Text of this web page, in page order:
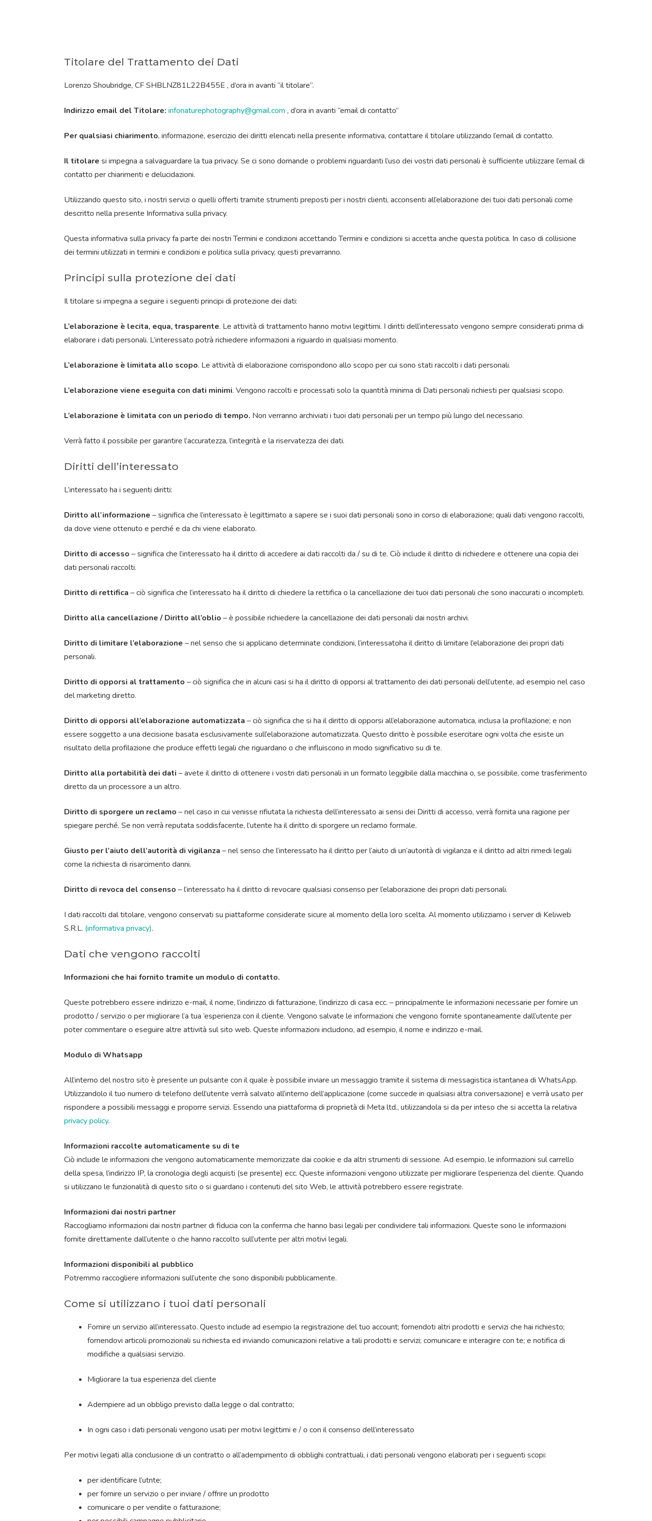
Titolare del Trattamento dei Dati
Lorenzo Shoubridge, CF SHBLNZ81L22B455E , d’ora in avanti “il titolare”.
Indirizzo email del Titolare: infonaturephotography@gmail.com , d’ora in avanti “email di contatto”
Per qualsiasi chiarimento, informazione, esercizio dei diritti elencati nella presente informativa, contattare il titolare utilizzando l’email di contatto.
Il titolare si impegna a salvaguardare la tua privacy. Se ci sono domande o problemi riguardanti l’uso dei vostri dati personali è sufficiente utilizzare l’email di
contatto per chiarimenti e delucidazioni.
Utilizzando questo sito, i nostri servizi o quelli offerti tramite strumenti preposti per i nostri clienti, acconsenti all’elaborazione dei tuoi dati personali come
descritto nella presente Informativa sulla privacy.
Questa informativa sulla privacy fa parte dei nostri Termini e condizioni accettando Termini e condizioni si accetta anche questa politica. In caso di collisione
dei termini utilizzati in termini e condizioni e politica sulla privacy, questi prevarranno.
Principi sulla protezione dei dati
Il titolare si impegna a seguire i seguenti principi di protezione dei dati:
L’elaborazione è lecita, equa, trasparente. Le attività di trattamento hanno motivi legittimi. I diritti dell’interessato vengono sempre considerati prima di
elaborare i dati personali. L’interessato potrà richiedere informazioni a riguardo in qualsiasi momento.
L’elaborazione è limitata allo scopo. Le attività di elaborazione corrispondono allo scopo per cui sono stati raccolti i dati personali.
L’elaborazione viene eseguita con dati minimi. Vengono raccolti e processati solo la quantità minima di Dati personali richiesti per qualsiasi scopo.
L’elaborazione è limitata con un periodo di tempo. Non verranno archiviati i tuoi dati personali per un tempo più lungo del necessario.
Verrà fatto il possibile per garantire l’accuratezza, l’integrità e la riservatezza dei dati.
Diritti dell’interessato
L’interessato ha i seguenti diritti:
Diritto all’informazione – significa che l’interessato è legittimato a sapere se i suoi dati personali sono in corso di elaborazione; quali dati vengono raccolti,
da dove viene ottenuto e perché e da chi viene elaborato.
Diritto di accesso – significa che l’interessato ha il diritto di accedere ai dati raccolti da / su di te. Ciò include il diritto di richiedere e ottenere una copia dei
dati personali raccolti.
Diritto di rettifica – ciò significa che l’interessato ha il diritto di chiedere la rettifica o la cancellazione dei tuoi dati personali che sono inaccurati o incompleti.
Diritto alla cancellazione / Diritto all’oblio – è possibile richiedere la cancellazione dei dati personali dai nostri archivi.
Diritto di limitare l’elaborazione – nel senso che si applicano determinate condizioni, l’interessatoha il diritto di limitare l’elaborazione dei propri dati
personali.
Diritto di opporsi al trattamento – ciò significa che in alcuni casi si ha il diritto di opporsi al trattamento dei dati personali dell’utente, ad esempio nel caso
del marketing diretto.
Diritto di opporsi all’elaborazione automatizzata – ciò significa che si ha il diritto di opporsi all’elaborazione automatica, inclusa la profilazione; e non
essere soggetto a una decisione basata esclusivamente sull’elaborazione automatizzata. Questo diritto è possibile esercitare ogni volta che esiste un
risultato della profilazione che produce effetti legali che riguardano o che influiscono in modo significativo su di te.
Diritto alla portabilità dei dati – avete il diritto di ottenere i vostri dati personali in un formato leggibile dalla macchina o, se possibile, come trasferimento
diretto da un processore a un altro.
Diritto di sporgere un reclamo – nel caso in cui venisse rifiutata la richiesta dell’interessato ai sensi dei Diritti di accesso, verrà fornita una ragione per
spiegare perché. Se non verrà reputata soddisfacente, l’utente ha il diritto di sporgere un reclamo formale.
Giusto per l’aiuto dell’autorità di vigilanza – nel senso che l’interessato ha il diritto per l’aiuto di un’autorità di vigilanza e il diritto ad altri rimedi legali
come la richiesta di risarcimento danni.
Diritto di revoca del consenso – l’interessato ha il diritto di revocare qualsiasi consenso per l’elaborazione dei propri dati personali.
I dati raccolti dal titolare, vengono conservati su piattaforme considerate sicure al momento della loro scelta. Al momento utilizziamo i server di Keliweb
S.R.L. (informativa privacy).
Dati che vengono raccolti
Informazioni che hai fornito tramite un modulo di contatto.
Queste potrebbero essere indirizzo e-mail, il nome, l’indirizzo di fatturazione, l’indirizzo di casa ecc. – principalmente le informazioni necessarie per fornire un
prodotto / servizio o per migliorare l’a tua ‘esperienza con il cliente. Vengono salvate le informazioni che vengono fornite spontaneamente dall’utente per
poter commentare o eseguire altre attività sul sito web. Queste informazioni includono, ad esempio, il nome e indirizzo e-mail.
Modulo di Whatsapp
All’interno del nostro sito è presente un pulsante con il quale è possibile inviare un messaggio tramite il sistema di messagistica istantanea di WhatsApp.
Utilizzandolo il tuo numero di telefono dell’utente verrà salvato all’interno dell’applicazione (come succede in qualsiasi altra conversazione) e verrà usato per
rispondere a possibili messaggi e proporre servizi. Essendo una piattaforma di proprietà di Meta ltd., utilizzandola si da per inteso che si accetta la relativa
privacy policy.
Informazioni raccolte automaticamente su di te
Ciò include le informazioni che vengono automaticamente memorizzate dai cookie e da altri strumenti di sessione. Ad esempio, le informazioni sul carrello
della spesa, l’indirizzo IP, la cronologia degli acquisti (se presente) ecc. Queste informazioni vengono utilizzate per migliorare l’esperienza del cliente. Quando
si utilizzano le funzionalità di questo sito o si guardano i contenuti del sito Web, le attività potrebbero essere registrate.
Informazioni dai nostri partner
Raccogliamo informazioni dai nostri partner di fiducia con la conferma che hanno basi legali per condividere tali informazioni. Queste sono le informazioni
fornite direttamente dall’utente o che hanno raccolto sull’utente per altri motivi legali.
Informazioni disponibili al pubblico
Potremmo raccogliere informazioni sull’utente che sono disponibili pubblicamente.
Come si utilizzano i tuoi dati personali
Fornire un servizio all’interessato. Questo include ad esempio la registrazione del tuo account; fornendoti altri prodotti e servizi che hai richiesto;
fornendovi articoli promozionali su richiesta ed inviando comunicazioni relative a tali prodotti e servizi; comunicare e interagire con te; e notifica di
modifiche a qualsiasi servizio.
Migliorare la tua esperienza del cliente
Adempiere ad un obbligo previsto dalla legge o dal contratto;
In ogni caso i dati personali vengono usati per motivi legittimi e / o con il consenso dell’interessato
Per motivi legati alla conclusione di un contratto o all’adempimento di obblighi contrattuali, i dati personali vengono elaborati per i seguenti scopi:
per identificare l’utnte;
per fornire un servizio o per inviare / offrire un prodotto
comunicare o per vendite o fatturazione;